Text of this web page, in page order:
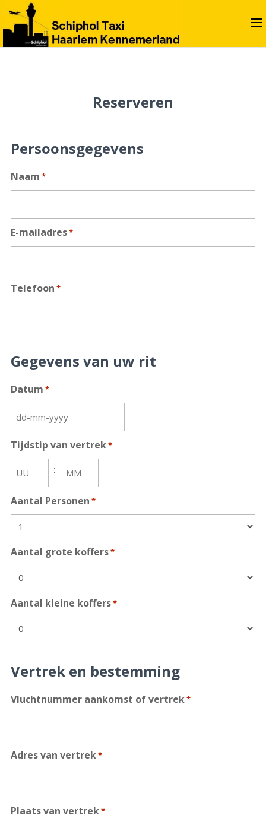
Reserveren
Persoonsgegevens
Naam *
E-mailadres*
Telefoon *
Gegevens van uw rit
Datum *
DD
dash
MM
dash
JJJJ
Tijdstip van vertrek*
Uren
:
Minuten
Aantal Personen *
Aantal grote koffers*
Aantal kleine koffers*
Vertrek en bestemming
Vluchtnummer aankomst of vertrek*
Adres van vertrek*
Plaats van vertrek*